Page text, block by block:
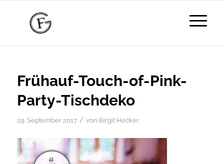
Frühauf-Touch-of-Pink-
Party-Tischdeko
29. September 2017 / von Birgit Hecker